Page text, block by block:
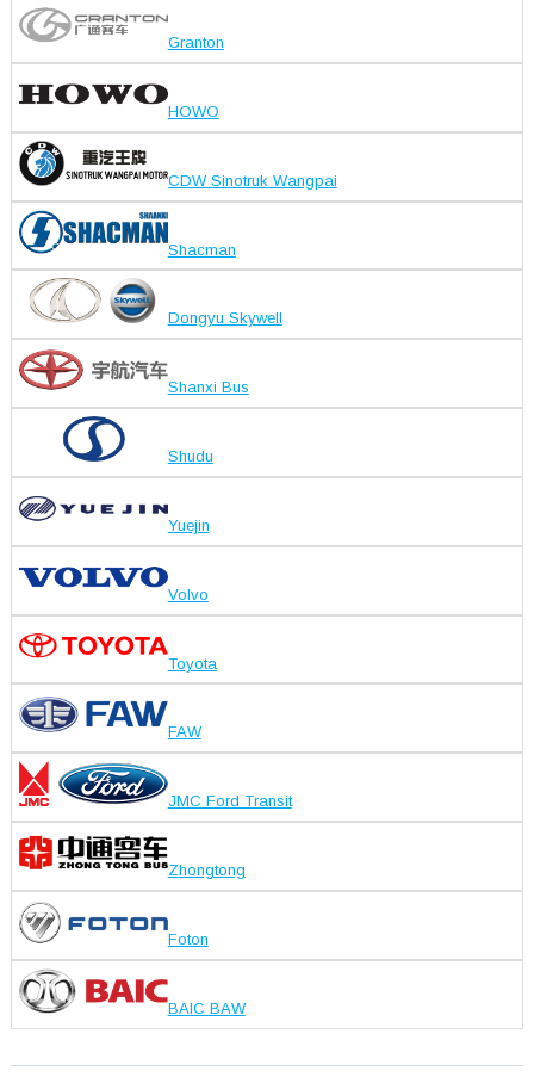
Granton
HOWO
CDW Sinotruk Wangpai
Shacman
Dongyu Skywell
Shanxi Bus
Shudu
Yuejin
Volvo
Toyota
FAW
JMC Ford Transit
Zhongtong
Foton
BAIC BAW